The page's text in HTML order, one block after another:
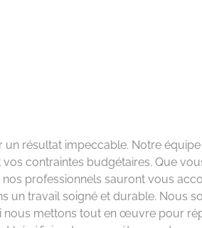
résultat impeccable. Notre équipe
contraintes budgétaires. Que
professionnels sauront vous
un travail soigné et durable. Nous
nous mettons tout en œuvre pour